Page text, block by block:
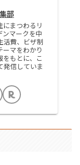
部
まつわるリ
ンマークを中
活費、ビザ制
マをわかり
をもとに、こ
発信していま